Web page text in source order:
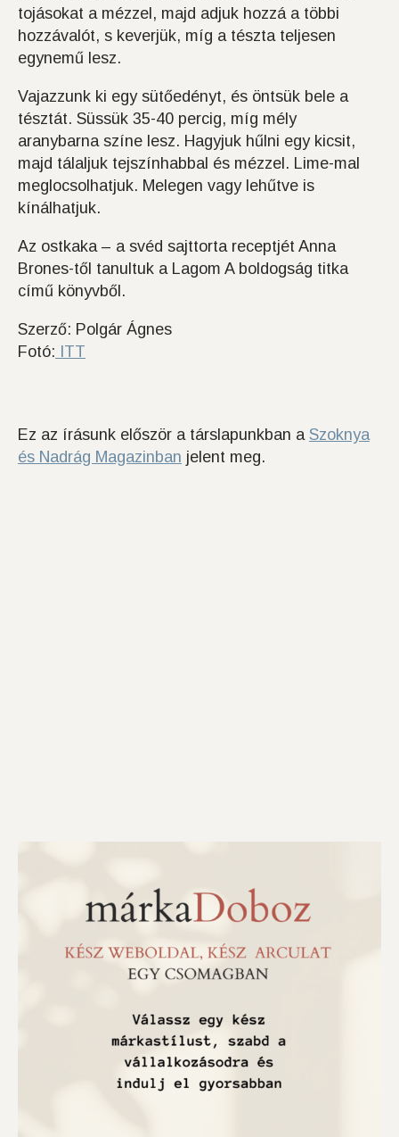
tojásokat a mézzel, majd adjuk hozzá a többi
hozzávalót, s keverjük, míg a tészta teljesen
egynemű lesz.
Vajazzunk ki egy sütőedényt, és öntsük bele a
tésztát. Süssük 35-40 percig, míg mély
aranybarna színe lesz. Hagyjuk hűlni egy kicsit,
majd tálaljuk tejszínhabbal és mézzel. Lime-mal
meglocsolhatjuk. Melegen vagy lehűtve is
kínálhatjuk.
Az ostkaka – a svéd sajttorta receptjét Anna
Brones-től tanultuk a Lagom A boldogság titka
című könyvből.
Szerző: Polgár Ágnes
Fotó: ITT
Ez az írásunk először a társlapunkban a Szoknya
és Nadrág Magazinban jelent meg.